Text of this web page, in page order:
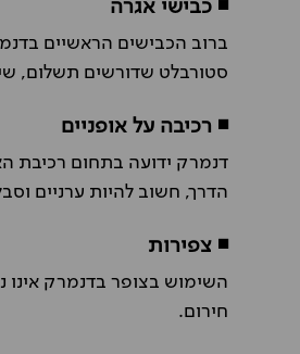
◾ כבישי אגרה
ברוב הכבישים הראשיים
סטורבלט שדורשים תשלום,
◾ רכיבה על אופניים
דנמרק ידועה בתחום רכיבת
הדרך, חשוב להיות ערניים
◾ צפירות
השימוש בצופר בדנמרק אינו
חירום.